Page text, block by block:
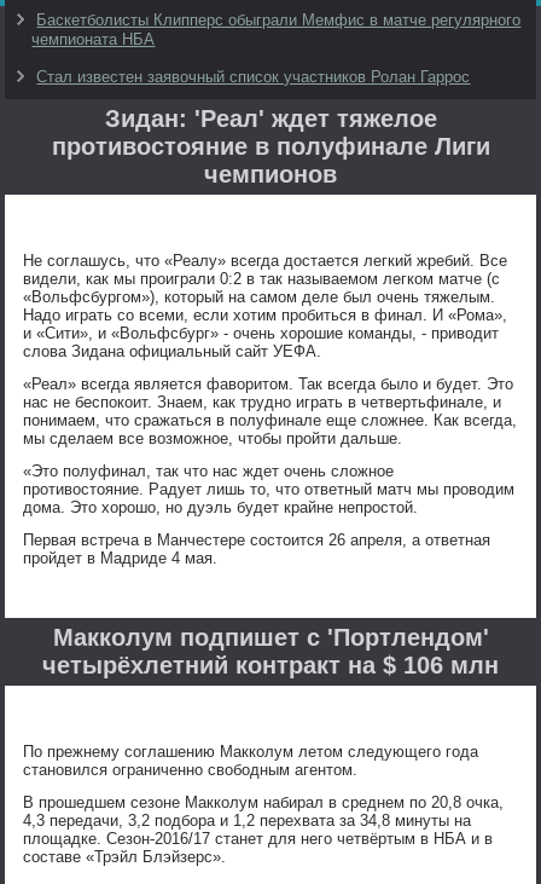
Баскетболисты Клипперс обыграли Мемфис в матче регулярного
чемпионата НБА
Стал известен заявочный список участников Ролан Гаррос
Зидан: 'Реал' ждет тяжелое
противостояние в полуфинале Лиги
чемпионов
Не соглашусь, что «Реалу» всегда достается легкий жребий. Все
видели, как мы проиграли 0:2 в так называемом легком матче (с
«Вольфсбургом»), который на самом деле был очень тяжелым.
Надо играть со всеми, если хотим пробиться в финал. И «Рома»,
и «Сити», и «Вольфсбург» - очень хорошие команды, - приводит
слова Зидана официальный сайт УЕФА.
«Реал» всегда является фаворитом. Так всегда было и будет. Это
нас не беспокоит. Знаем, как трудно играть в четвертьфинале, и
понимаем, что сражаться в полуфинале еще сложнее. Как всегда,
мы сделаем все возможное, чтобы пройти дальше.
«Это полуфинал, так что нас ждет очень сложное
противостояние. Радует лишь то, что ответный матч мы проводим
дома. Это хорошо, но дуэль будет крайне непростой.
Первая встреча в Манчестере состоится 26 апреля, а ответная
пройдет в Мадриде 4 мая.
Макколум подпишет с 'Портлендом'
четырёхлетний контракт на $ 106 млн
По прежнему соглашению Макколум летом следующего года
становился ограниченно свободным агентом.
В прошедшем сезоне Макколум набирал в среднем по 20,8 очка,
4,3 передачи, 3,2 подбора и 1,2 перехвата за 34,8 минуты на
площадке. Сезон-2016/17 станет для него четвёртым в НБА и в
составе «Трэйл Блэйзерс».